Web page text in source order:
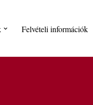
Felvételi információk